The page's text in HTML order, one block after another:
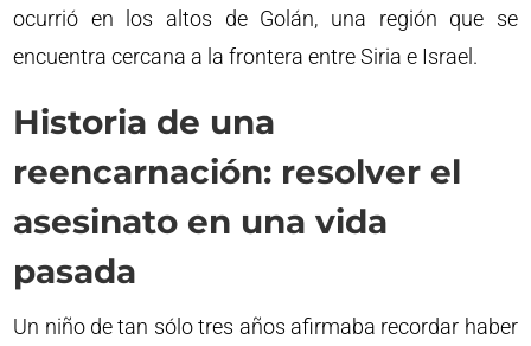
ocurrió en los altos de Golán, una región que se
encuentra cercana a la frontera entre Siria e Israel.
Historia de una
reencarnación: resolver el
asesinato en una vida
pasada
Un niño de tan sólo tres años afirmaba recordar haber